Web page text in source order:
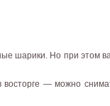
шарики. Но при этом
— можно